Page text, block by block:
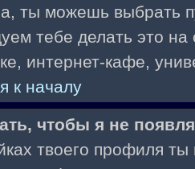
ты можешь выбрать
тебе делать это
интернет-кафе,
к началу
чтобы я не
твоего профиля